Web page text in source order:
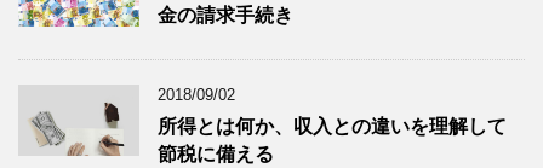
金の請求手続き
2018/09/02
所得とは何か、収入との違いを理解して
節税に備える